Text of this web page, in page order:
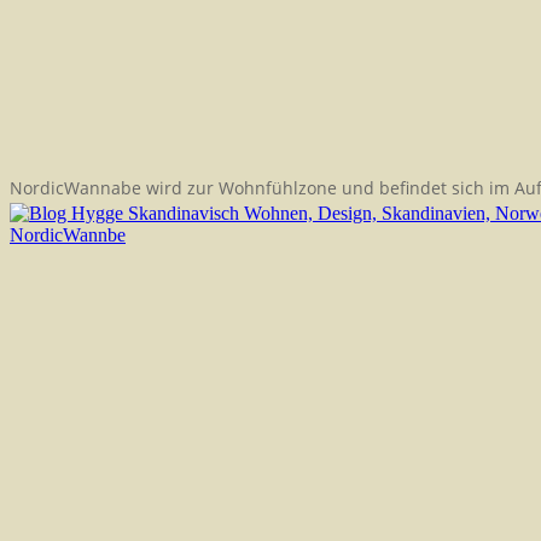
NordicWannabe wird zur Wohnfühlzone und befindet sich im